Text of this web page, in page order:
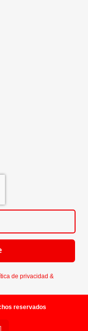
de privacidad &
reservados